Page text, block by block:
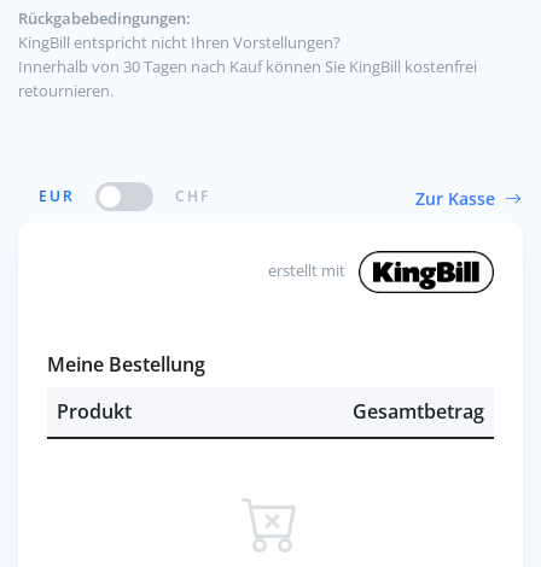
Rückgabebedingungen:
KingBill entspricht nicht Ihren Vorstellungen?
Innerhalb von 30 Tagen nach Kauf können Sie KingBill kostenfrei
retournieren.
Zur Kasse
erstellt mit
Meine Bestellung
Produkt
Gesamtbetrag